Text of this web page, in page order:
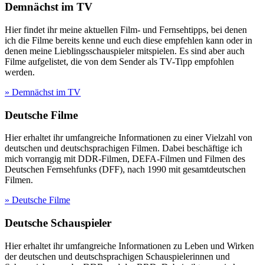
Demnächst im TV
Hier findet ihr meine aktuellen Film- und Fernsehtipps, bei denen
ich die Filme bereits kenne und euch diese empfehlen kann oder in
denen meine Lieblingsschauspieler mitspielen. Es sind aber auch
Filme aufgelistet, die von dem Sender als TV-Tipp empfohlen
werden.
» Demnächst im TV
Deutsche Filme
Hier erhaltet ihr umfangreiche Informationen zu einer Vielzahl von
deutschen und deutschsprachigen Filmen. Dabei beschäftige ich
mich vorrangig mit DDR-Filmen, DEFA-Filmen und Filmen des
Deutschen Fernsehfunks (DFF), nach 1990 mit gesamtdeutschen
Filmen.
» Deutsche Filme
Deutsche Schauspieler
Hier erhaltet ihr umfangreiche Informationen zu Leben und Wirken
der deutschen und deutschsprachigen Schauspielerinnen und